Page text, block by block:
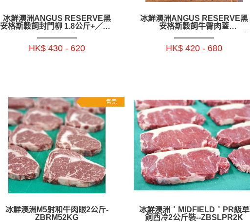
冰鮮澳洲ANGUS RESERVE黑
安格斯穀飼封門柳 1.8公斤+／2.2
HK$ 430 - 620
冰鮮澳洲ANGUS RESERVE黑
安格斯穀飼牛臀肉蓋
HK$ 420 - 680
售完
冰鮮澳洲M5射和牛肉眼2公斤-
ZBRM52KG
冰鮮澳洲＇MIDFIELD＇PR級草
飼西冷2公斤裝--ZBSLPR2K